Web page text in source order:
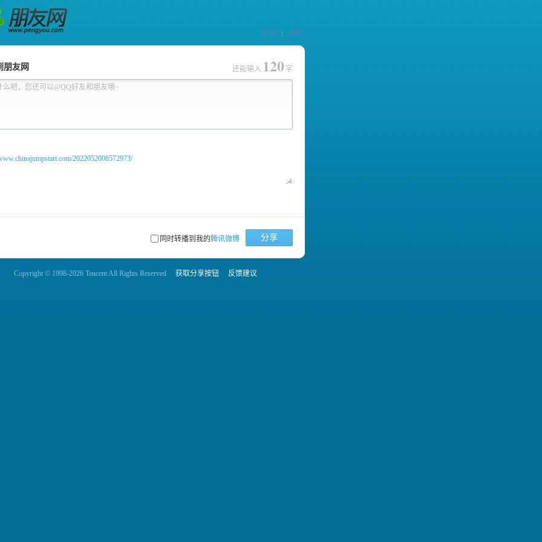
登录 注册
朋友网
么吧，您还可以@QQ好友和朋友哦~
还能输入 120 字
2022052008572973/
同时转播到我的腾讯微博 分享
Copyright © 1998-2026 Tencent All Rights Reserved 获取分享按钮 反馈建议